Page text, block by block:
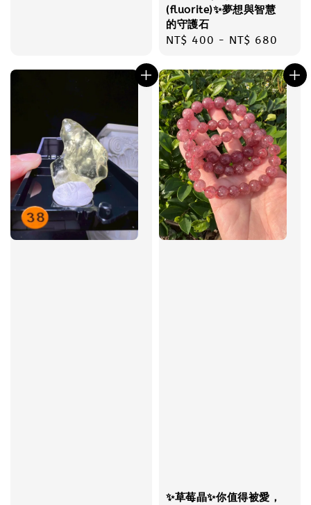
(fluorite)✨夢想與智慧
的守護石
Regular
NT$ 400 - NT$ 680
✨草莓晶✨你值得被愛，